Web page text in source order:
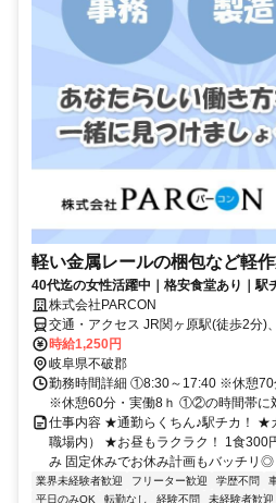
軽い金属レールの梱包など軽
40代迄の女性活躍中｜格安食堂あり｜駅
株式会社PARCON
交通・アクセス JR関ヶ原駅(徒歩2分)
時給1,250円
岐阜県不破郡
勤務時間詳細 ①8:30～17:40 ※休憩
※休憩60分・実働8ｈ ①②の時間帯に
仕事内容 ★通勤らくちん♪駅チカ！ ★
職場内） ★お昼もラクラク！ 1食300
み 固定休みでお休み計画もバッチリ
業界未経験者歓迎 フリーター歓迎 学歴不問
平日のみOK
転勤なし 経験不問 未経験者歓迎